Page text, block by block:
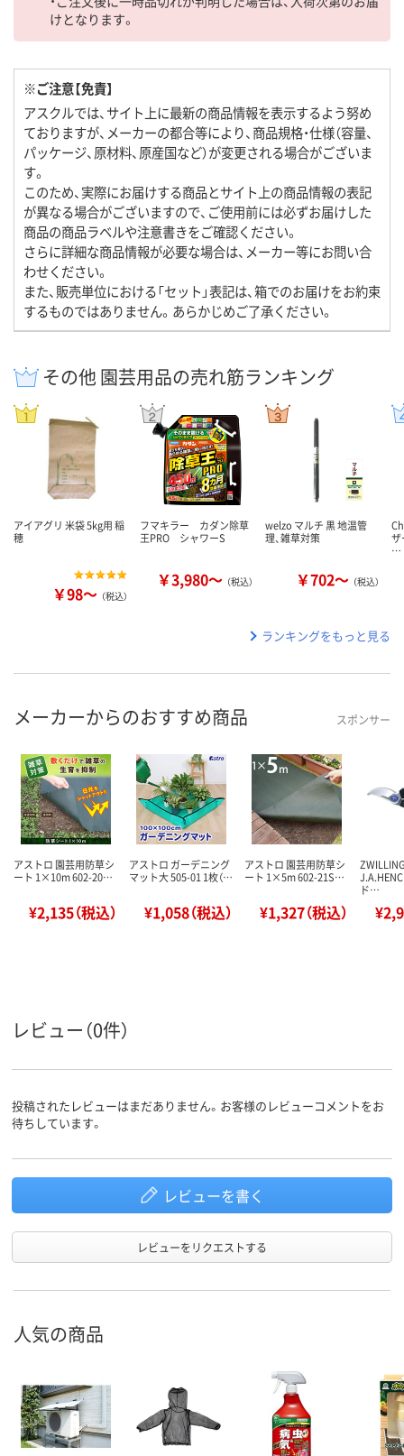
けとなります。
※ご注意【免責】
アスクルでは、サイト上に最新の商品情報を表示するよう努め
ておりますが、メーカーの都合等により、商品規格・仕様（容量、
パッケージ、原材料、原産国など）が変更される場合がございま
す。
このため、実際にお届けする商品とサイト上の商品情報の表記
が異なる場合がございますので、ご使用前には必ずお届けした
商品の商品ラベルや注意書きをご確認ください。
さらに詳細な商品情報が必要な場合は、メーカー等にお問い合
わせください。
また、販売単位における「セット」表記は、箱でのお届けをお約束
するものではありません。あらかじめご了承ください。
その他 園芸用品の売れ筋ランキング
アイアグリ 米袋 5kg用 稲
穂
￥98～ （税込）
フマキラー カダン除草
王PRO シャワーS
￥3,980～ （税込）
welzo マルチ 黒 地温管
理、雑草対策
￥702～ （税込）
ザ
…
ランキングをもっと見る
メーカーからのおすすめ商品 スポンサー
アストロ 園芸用防草シ
ート 1×10m 602-20…
¥2,135（税込）
アストロ ガーデニング
マット大 505-01 1枚（…
¥1,058（税込）
アストロ 園芸用防草シ
ート 1×5m 602-21S…
¥1,327（税込）
ド…
レビュー（0件）
投稿されたレビューはまだありません。お客様のレビューコメントをお
待ちしています。
レビューを書く
レビューをリクエストする
人気の商品